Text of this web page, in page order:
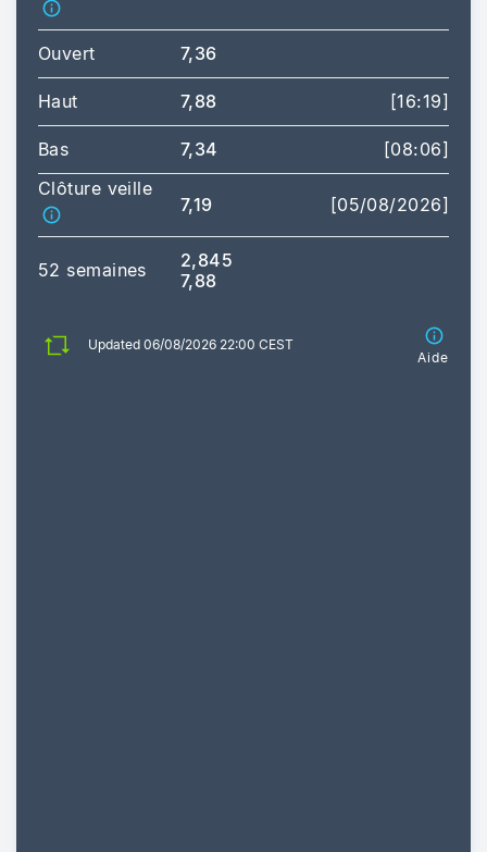
Ouvert 7,36
Haut 7,88 [16:19]
Bas 7,34
[08:06]
Clôture veille
7,19 [05/08/2026]
52 semaines
2,845
7,88
Updated 06/08/2026 22:00 CEST
Aide